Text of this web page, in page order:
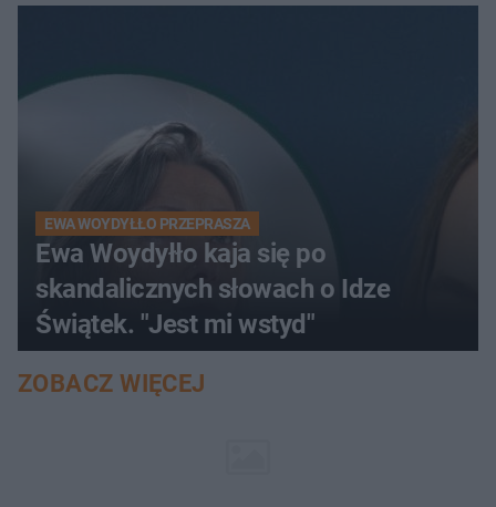
EWA WOYDYŁŁO PRZEPRASZA
Ewa Woydyłło kaja się po
skandalicznych słowach o Idze
Świątek. "Jest mi wstyd"
ZOBACZ WIĘCEJ